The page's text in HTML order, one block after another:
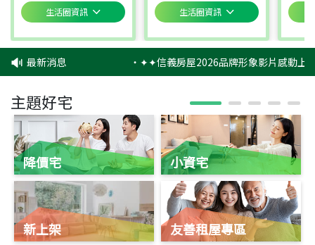
生活圈資訊 生活圈資訊
最新消息 ‧✦✦信義房屋2026品牌形象影片感動上
主題好宅
降價宅
新上架
小資宅
友善租屋專區